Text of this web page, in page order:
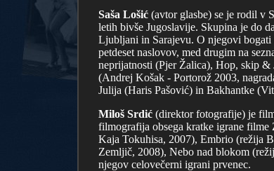
Saša Lošić (avtor glasbe) se je rodil v
letih bivše Jugoslavije. Skupina je do
Ljubljani in Sarajevu. O njegovi bogati
petdeset naslovov, med drugim na
neprijatnosti (Pjer Žalica), Hop, skip
(Andrej Košak - Portorož 2003,
Julija (Haris Pašović) in Bakhantke
Miloš Srdić (direktor fotografije) je
filmografija obsega kratke igrane
Kaja Tokuhisa, 2007), Embrio (režija
Zemljič, 2008), Nebo nad blokom
njegov celovečerni igrani prvenec.